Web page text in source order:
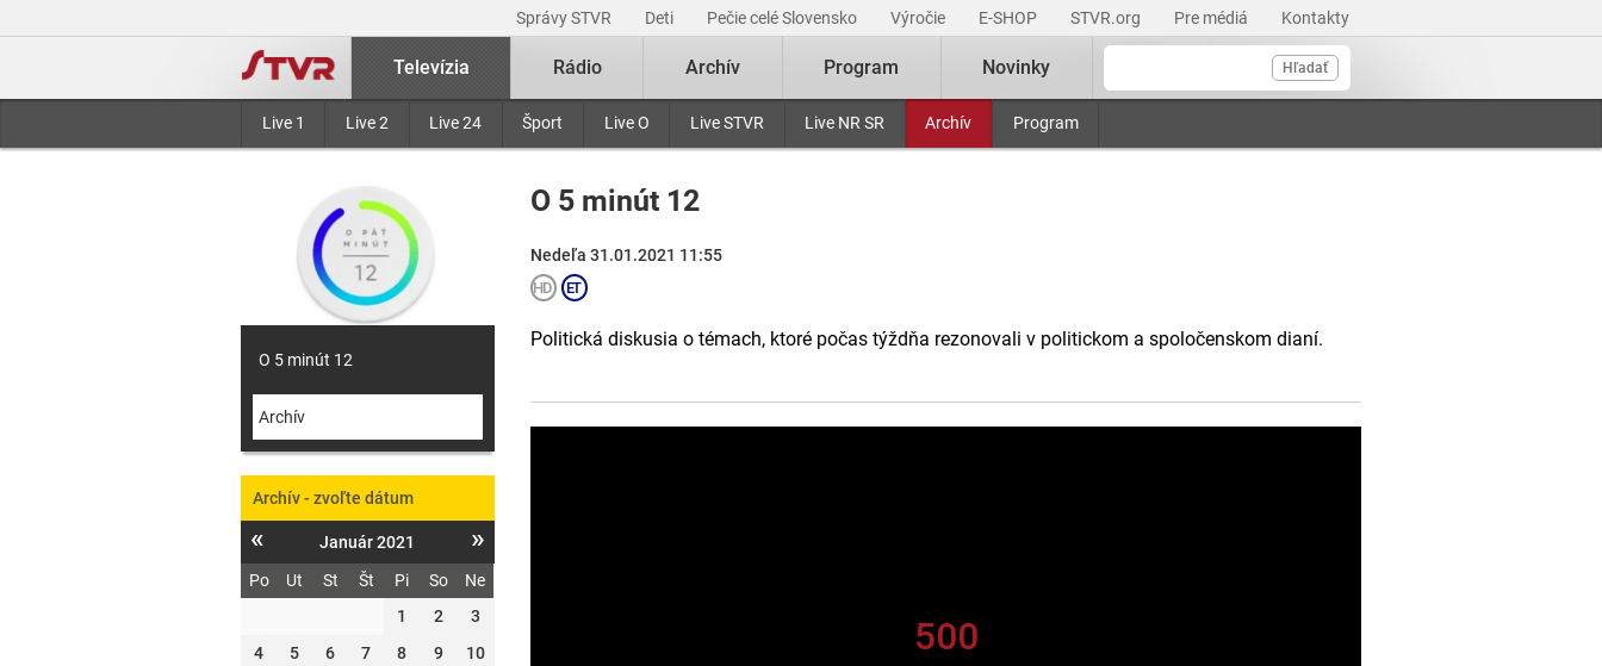
Správy STVR Deti Pečie celé Slovensko Výročie E-SHOP STVR.org Pre médiá Kontakty
Hľadať
Televízia
Live 1 Live 2 Live 24 Šport Live O Live STVR Live NR SR Archív Program
Rádio Archív Program Novinky
O 5 minút 12
Nedeľa 31.01.2021 11:55
Politická diskusia o témach, ktoré počas týždňa rezonovali v politickom a spoločenskom dianí.
O 5 minút 12
Archív
Archív - zvoľte dátum
« Január 2021 »
Po Ut St Št Pi So
Ne
1
2
3
4
5 6 7 8 9
10